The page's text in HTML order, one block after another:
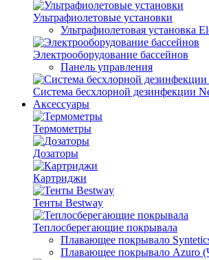
Ультрафиолетовые установки
Ультрафиолетовая установка
Электрооборудование бассейнов
Панель управления
Система бесхлорной дезинфекции
Аксессуары
Термометры
Дозаторы
Картриджи
Тенты Bestway
Теплосберегающие покрывала
Плавающее покрывало
Плавающее покрывало Azuro